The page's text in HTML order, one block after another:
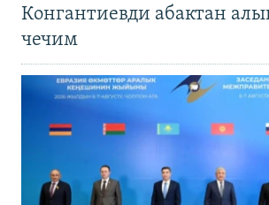
Конгантиевди абактан
чечим